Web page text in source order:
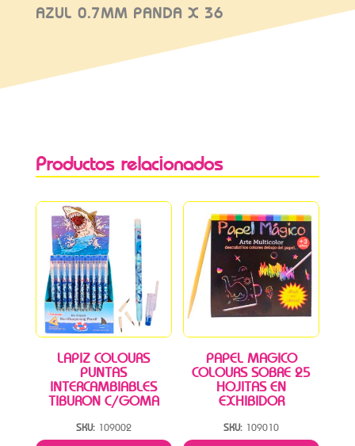
AZUL 0.7MM PANDA X 36
Productos relacionados
LAPIZ COLOURS
PUNTAS
INTERCAMBIABLES
TIBURON C/GOMA
SKU: 109002
PAPEL MAGICO
COLOURS SOBRE 25
HOJITAS EN
EXHIBIDOR
SKU: 109010